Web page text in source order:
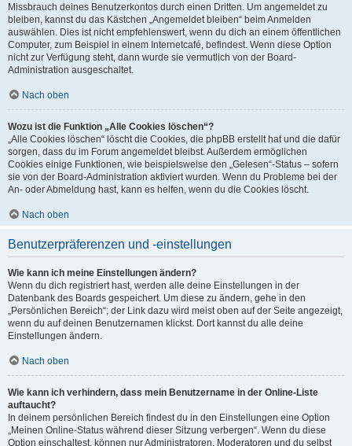
Missbrauch deines Benutzerkontos durch einen Dritten. Um angemeldet zu
bleiben, kannst du das Kästchen „Angemeldet bleiben“ beim Anmelden
auswählen. Dies ist nicht empfehlenswert, wenn du dich an einem öffentlichen
Computer, zum Beispiel in einem Internetcafé, befindest. Wenn diese Option
nicht zur Verfügung steht, dann wurde sie vermutlich von der Board-
Administration ausgeschaltet.
Nach oben
Wozu ist die Funktion „Alle Cookies löschen“?
„Alle Cookies löschen“ löscht die Cookies, die phpBB erstellt hat und die dafür
sorgen, dass du im Forum angemeldet bleibst. Außerdem ermöglichen
Cookies einige Funktionen, wie beispielsweise den „Gelesen“-Status – sofern
sie von der Board-Administration aktiviert wurden. Wenn du Probleme bei der
An- oder Abmeldung hast, kann es helfen, wenn du die Cookies löscht.
Nach oben
Benutzerpräferenzen und -einstellungen
Wie kann ich meine Einstellungen ändern?
Wenn du dich registriert hast, werden alle deine Einstellungen in der
Datenbank des Boards gespeichert. Um diese zu ändern, gehe in den
„Persönlichen Bereich“; der Link dazu wird meist oben auf der Seite angezeigt,
wenn du auf deinen Benutzernamen klickst. Dort kannst du alle deine
Einstellungen ändern.
Nach oben
Wie kann ich verhindern, dass mein Benutzername in der Online-Liste
auftaucht?
In deinem persönlichen Bereich findest du in den Einstellungen eine Option
„Meinen Online-Status während dieser Sitzung verbergen“. Wenn du diese
Option einschaltest, können nur Administratoren, Moderatoren und du selbst